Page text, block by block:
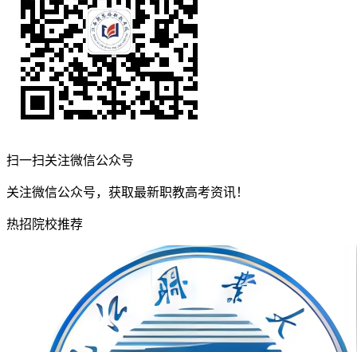
扫一扫关注微信公众号
关注微信公众号，获取最新职教高考资讯！
热招院校推荐